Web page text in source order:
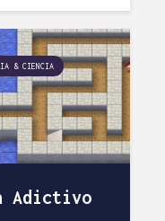
& CIENCIA
Adictivo